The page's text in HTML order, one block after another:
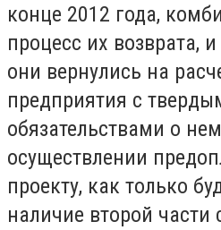
конце 2012 года,
процесс их возврата,
они вернулись на
предприятия с
обязательствами о
осуществлении
проекту, как только
наличие второй части